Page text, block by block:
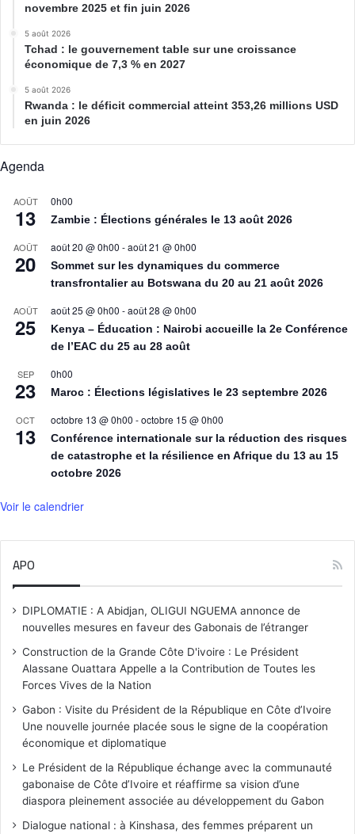
novembre 2025 et fin juin 2026
5 août 2026
Tchad : le gouvernement table sur une croissance
économique de 7,3 % en 2027
5 août 2026
Rwanda : le déficit commercial atteint 353,26 millions USD
en juin 2026
Agenda
AOÛT
13
0h00
Zambie : Élections générales le 13 août 2026
AOÛT
20
août 20 @ 0h00 -août 21 @ 0h00
Sommet sur les dynamiques du commerce
transfrontalier au Botswana du 20 au 21 août 2026
AOÛT
25
août 25 @ 0h00 -août 28 @ 0h00
Kenya – Éducation : Nairobi accueille la 2e Conférence
de l’EAC du 25 au 28 août
SEP
23
0h00
Maroc : Élections législatives le 23 septembre 2026
OCT
13
octobre 13 @ 0h00 -octobre 15 @ 0h00
Conférence internationale sur la réduction des risques
de catastrophe et la résilience en Afrique du 13 au 15
octobre 2026
Voir le calendrier
APO
DIPLOMATIE : A Abidjan, OLIGUI NGUEMA annonce de
nouvelles mesures en faveur des Gabonais de l’étranger
Construction de la Grande Côte D'ivoire : Le Président
Alassane Ouattara Appelle a la Contribution de Toutes les
Forces Vives de la Nation
Gabon : Visite du Président de la République en Côte d’Ivoire
Une nouvelle journée placée sous le signe de la coopération
économique et diplomatique
Le Président de la République échange avec la communauté
gabonaise de Côte d’Ivoire et réaffirme sa vision d’une
diaspora pleinement associée au développement du Gabon
Dialogue national : à Kinshasa, des femmes préparent un